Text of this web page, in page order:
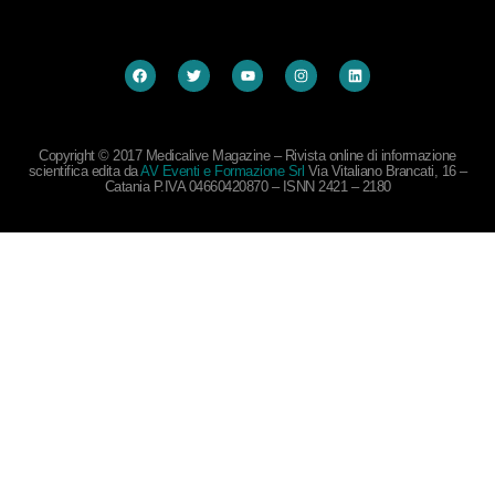
Copyright © 2017 Medicalive Magazine – Rivista online di informazione
scientifica edita daAV Eventi e Formazione Srl Via Vitaliano Brancati, 16 –
Catania P.IVA 04660420870 – ISNN 2421 – 2180